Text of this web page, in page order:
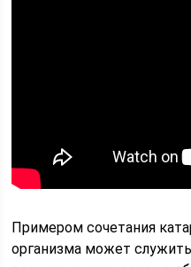
Примером сочетания
организма может